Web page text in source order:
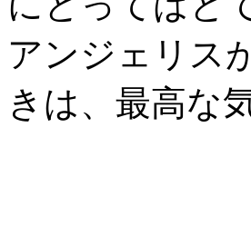
アンジェリス
きは、最高な